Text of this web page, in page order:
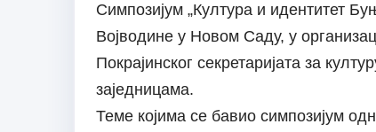
Симпозијум „Култура и идентитет
Војводине у Новом Саду, у
Покрајинског секретаријата за
заједницама.
Теме којима се бавио симпозијум